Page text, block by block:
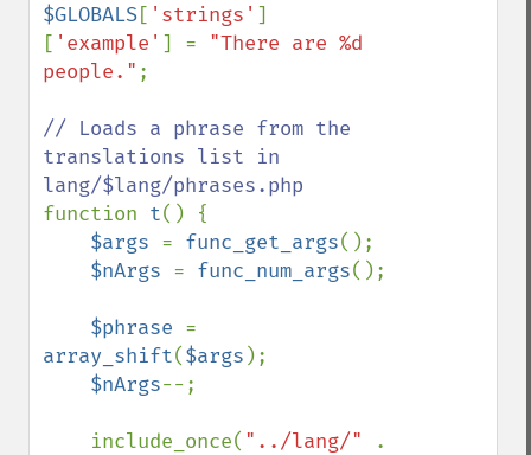
$GLOBALS[ 'strings' ]
[ 'example' ] = "There are %d
people." ;
// Loads a phrase from the
translations list in
function t() {
$args = func_get_args();
$nArgs = func_num_args();
$phrase
array_shift($args );
$nArgs--;
    include_once(
"../lang/"